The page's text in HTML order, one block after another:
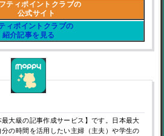
ティポイントクラブの
公式サイト
ィポイントクラブの
紹介記事を見る
大級の記事作成サービス】です。日本最大
の時間を活用したい主婦（主夫）や学生の